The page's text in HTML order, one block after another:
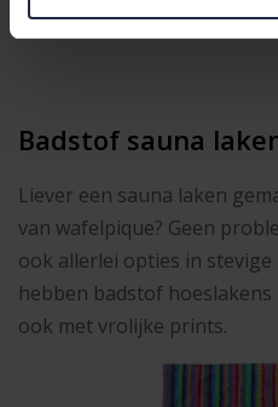
Badstof sauna
Liever een sauna laken
van wafelpique? Geen
ook allerlei opties in
hebben badstof
ook met vrolijke prints.